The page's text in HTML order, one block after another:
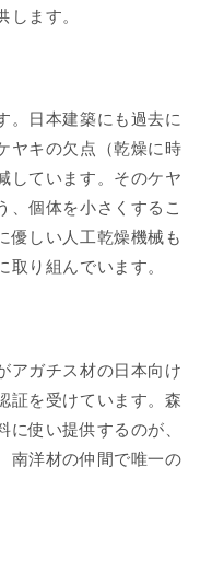
ます。
。日本建築にも過去に
ヤキの欠点（乾燥に時
しています。そのケヤ
、個体を小さくするこ
優しい人工乾燥機械も
り組んでいます。
アガチス材の日本向け
証を受けています。森
使い提供するのが、
南洋材の仲間で唯一の